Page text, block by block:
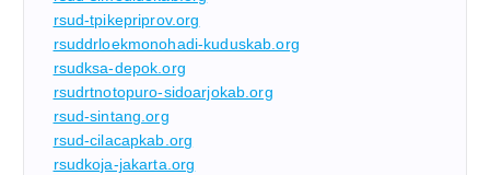
rsud-tpikepriprov.org
rsuddrloekmonohadi-kuduskab.org
rsudksa-depok.org
rsudrtnotopuro-sidoarjokab.org
rsud-sintang.org
rsud-cilacapkab.org
rsudkoja-jakarta.org